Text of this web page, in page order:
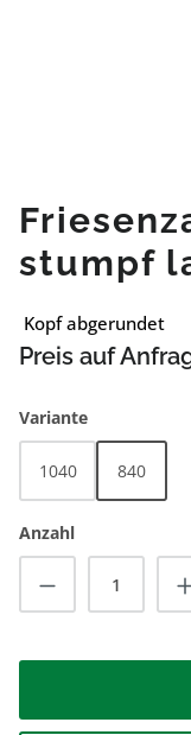
stumpf
Kopf abgerundet
Preis auf
Varianteauswählen
1040 840
Anzahl
Produkt